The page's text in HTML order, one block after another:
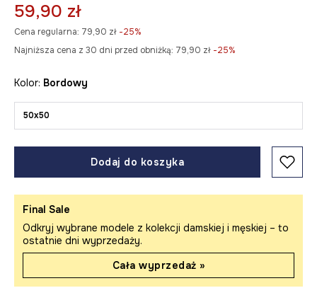
59,90 zł
Cena regularna: 79,90 zł -25%
Najniższa cena z 30 dni przed obniżką: 79,90 zł -25%
Kolor: bordowy
50x50
Dodaj do koszyka
Final Sale
Odkryj wybrane modele z kolekcji damskiej i męskiej – to
ostatnie dni wyprzedaży.
Cała wyprzedaż »